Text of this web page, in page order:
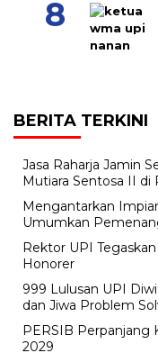
BERITA TERKINI
Jasa Raharja Jamin
Mutiara Sentosa II di
Mengantarkan
Umumkan
Rektor UPI
Honorer
999 Lulusan UPI
dan Jiwa Problem
PERSIB Perpanjang
2029